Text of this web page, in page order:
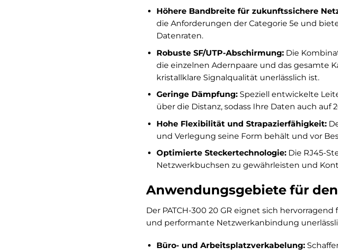
Höhere Bandbreite für zukunftssichere
die Anforderungen der Categorie 5e und
Datenraten.
Robuste SF/UTP-Abschirmung:Die
die einzelnen Adernpaare und das gesamte
kristallklare Signalqualität unerlässlich ist.
Geringe Dämpfung:Speziell entwickelte
über die Distanz, sodass Ihre Daten auch
Hohe Flexibilität und Strapazierfähigkeit:
und Verlegung seine Form behält und vor
Optimierte Steckertechnologie:Die RJ45-
Netzwerkbuchsen zu gewährleisten und
Anwendungsgebiete für den
Der PATCH-300 20 GR eignet sich
und performante Netzwerkanbindung
Büro- und Arbeitsplatzverkabelung: